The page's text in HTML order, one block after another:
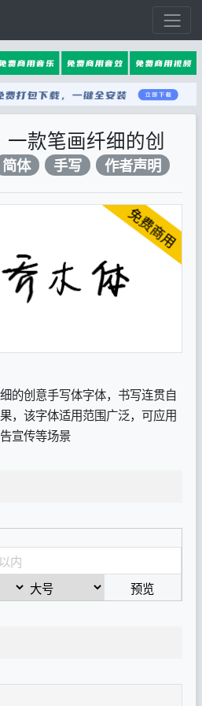
一款笔画纤细的创
简体 手写 作者声明
的创意手写体字体，书写连贯自
，该字体适用范围广泛，可应用
宣传等场景
预览